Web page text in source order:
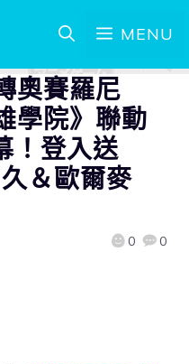
MENU
奧賽羅尼
學院》聯動
！登入送
＆歐爾麥
0 0